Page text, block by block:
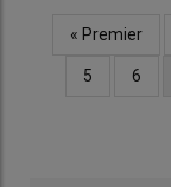
Première
« Premier
Page
5 Page
6